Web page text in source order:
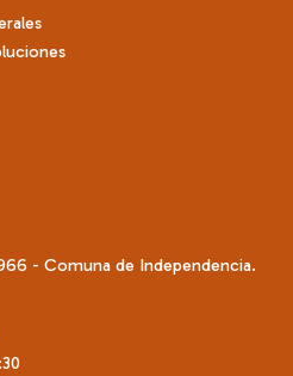
- Comuna de Independencia.